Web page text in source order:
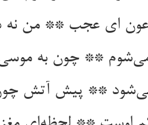
می‌‌شود ** پیش آتش